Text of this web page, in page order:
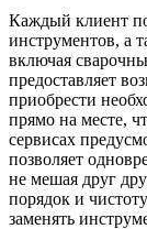
Каждый клиент
инструментов, а
включая
предоставляет
приобрести
прямо на месте,
сервисах
позволяет
не мешая друг
порядок и
заменять